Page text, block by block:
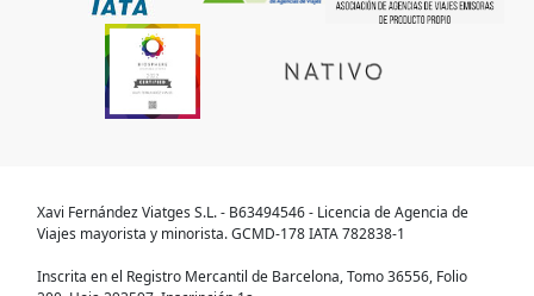
Xavi Fernández Viatges S.L. - B63494546 - Licencia de Agencia de
Viajes mayorista y minorista. GCMD-178 IATA 782838-1
Inscrita en el Registro Mercantil de Barcelona, Tomo 36556, Folio